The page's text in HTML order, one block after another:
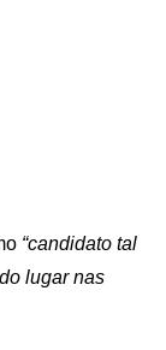
“candidato tal
lugar nas